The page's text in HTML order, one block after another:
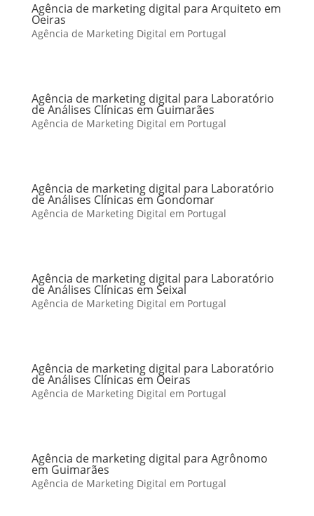
Agência de marketing digital para Arquiteto em
Oeiras
Agência de Marketing Digital em Portugal
Agência de marketing digital para Laboratório
de Análises Clínicas em Guimarães
Agência de Marketing Digital em Portugal
Agência de marketing digital para Laboratório
de Análises Clínicas em Gondomar
Agência de Marketing Digital em Portugal
Agência de marketing digital para Laboratório
de Análises Clínicas em Seixal
Agência de Marketing Digital em Portugal
Agência de marketing digital para Laboratório
de Análises Clínicas em Oeiras
Agência de Marketing Digital em Portugal
Agência de marketing digital para Agrônomo
em Guimarães
Agência de Marketing Digital em Portugal